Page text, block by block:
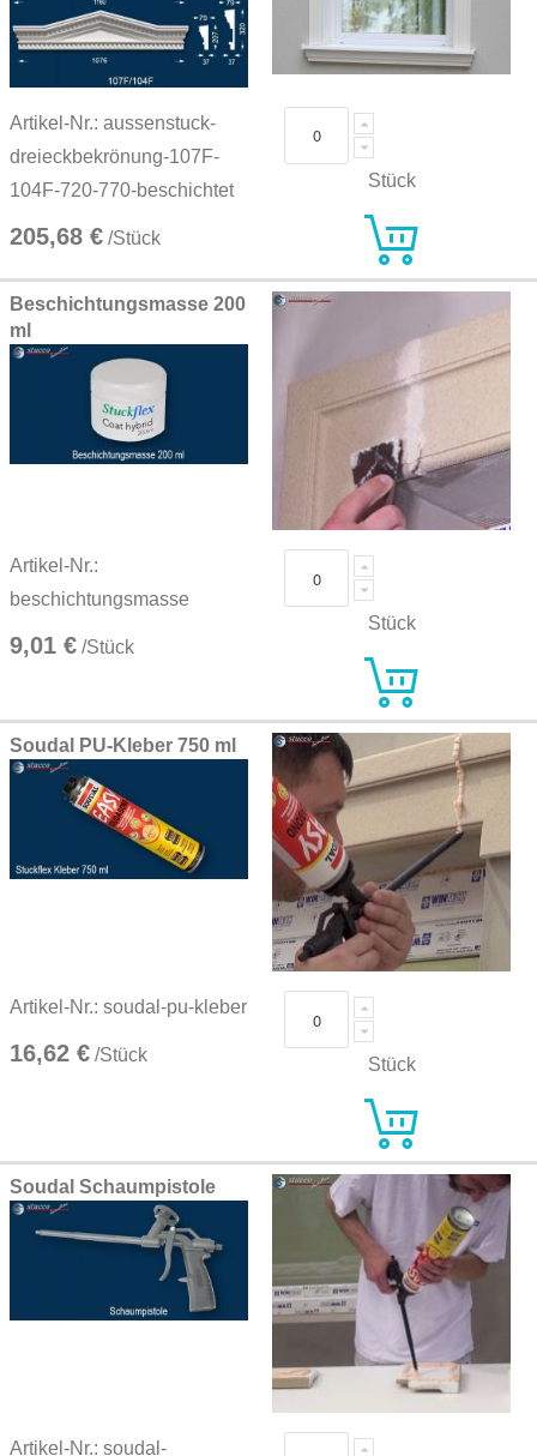
Artikel-Nr.: aussenstuck-
dreieckbekrönung-107F-
104F-720-770-beschichtet
205,68 € /Stück
Stück
Beschichtungsmasse 200
ml
Artikel-Nr.:
beschichtungsmasse
9,01 € /Stück
Stück
Soudal PU-Kleber 750 ml
Artikel-Nr.: soudal-pu-kleber
16,62 € /Stück Stück
Soudal Schaumpistole
Artikel-Nr.: soudal-